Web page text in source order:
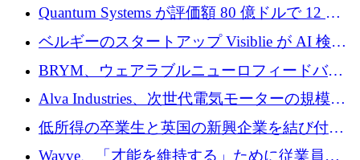
がプレシード資金総額 100 万ドルを突破
Quantum Systems が評価額 80 億ドルで 12 億
ドルを調達
ベルギーのスタートアップ Visiblie が AI 検索
の可視化のために 50 万ユーロを調達
BRYM、ウェアラブルニューロフィードバッ
クプラットフォームの開発に65万ユーロを確
Alva Industries、次世代電気モーターの規模拡
大に 1,600 万ユーロを調達
低所得の卒業生と英国の新興企業を結び付け
るためにCommon Pathを開始
Wayve、「才能を維持する」ために従業員に